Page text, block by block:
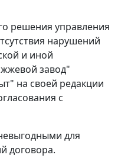
решения управления
нарушений
и иной
завод"
на своей редакции
с
для
договора.